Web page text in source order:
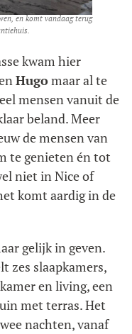
en komt vandaag terug
kwam hier
Hugomaar al te
mensen vanuit de
beland. Meer
de mensen van
te genieten én tot
niet in Nice of
komt aardig in de
gelijk in geven.
zes slaapkamers,
en living, een
met terras. Het
nachten, vanaf